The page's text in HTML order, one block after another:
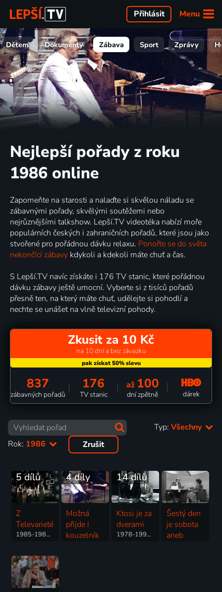
Menu
Přihlásit
Dětem Dokumenty Zábava Sport Zprávy
Nejlepší pořady z roku
1986 online
Zapomeňte na starosti a nalaďte si skvělou náladu se
zábavnými pořady, skvělými soutěžemi nebo
nejrůznějšími talkshow. Lepší.TV videotéka nabízí moře
populárních českých i zahraničních pořadů, které jsou jako
stvořené pro pořádnou dávku relaxu. Ponořte se do světa
nekončící zábavy kdykoli a kdekoli máte chuť a čas.
S Lepší.TV navíc získáte i 176 TV stanic, které pořádnou
dávku zábavy ještě umocní. Vyberte si z tisíců pořadů
přesně ten, na který máte chuť, udělejte si pohodlí a
nechte se unášet na vlně televizní pohody.
Zkusit za 10 Kč
na 10 dní a bez závazku
837
zábavných pořadů
176
TV stanic
až 100
dní zpětně dárek
Typ: Všechny
Rok: 1986 Zrušit
5 dílů
Z
Televarieté
1985-1989 | Komedie, Hudba
4 díly
Možná
přijde i
kouzelník
14 dílů
Ktosi je za
dverami
1978-1991 | Hudba, Komedie
Šestý den
je sobota
aneb